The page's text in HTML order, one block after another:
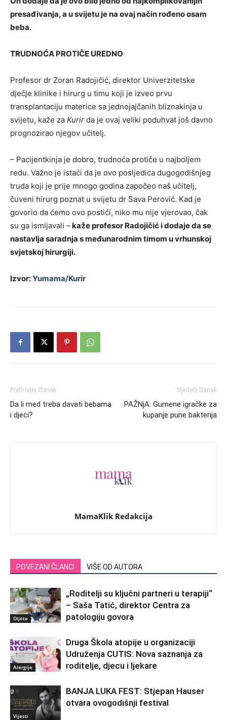
presađivanja, a u svijetu je na ovaj način rođeno osam
beba.
TRUDNOĆA PROTIČE UREDNO
Profesor dr Zoran Radojičić, direktor Univerzitetske
dječje klinike i hirurg u timu koji je izveo prvu
transplantaciju materice sa jednojajčanih bliznakinja u
svijetu, kaže za Kurir da je ovaj veliki poduhvat još davno
prognozirao njegov učitelj.
– Pacijentkinja je dobro, trudnoća protiče u najboljem
redu. Važno je istaći da je ovo posljedica dugogodišnjeg
truda koji je prije mnogo godina započeo naš učitelj,
čuveni hirurg poznat u svijetu dr Sava Perović. Kad je
govorio da ćemo ovo postići, niko mu nije vjerovao, čak
su ga ismijavali –kaže profesor Radojičić i dodaje da se
nastavlja saradnja s međunarodnim timom u vrhunskoj
svjetskoj hirurgiji.
Izvor:Yumama/Kurir
Prethodni članak
Da li med treba davati bebama
i djeci?
Sljedeći članak
PAŽNjA: Gumene igračke za
kupanje pune bakterija
MamaKlik Redakcija
POVEZANI ČLANCI VIŠE OD AUTORA
Dijete
„Roditelji su ključni partneri u terapiji“
– Saša Tatić, direktor Centra za
patologiju govora
Alergije
Druga Škola atopije u organizaciji
Udruženja CUTIS: Nova saznanja za
roditelje, djecu i ljekare
Vijesti
BANJA LUKA FEST: Stjepan Hauser
otvara ovogodišnji festival